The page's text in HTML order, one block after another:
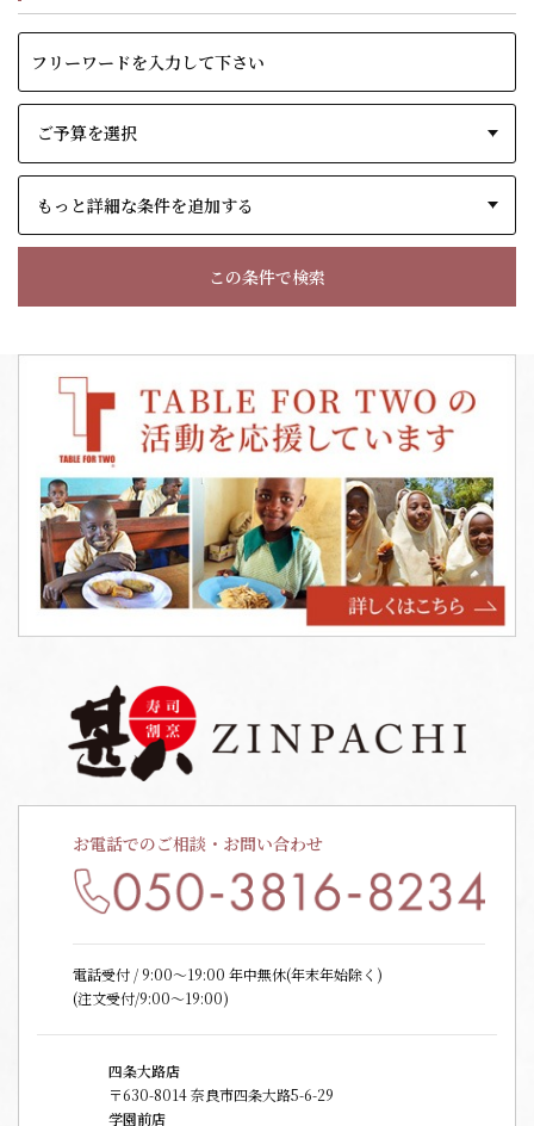
もっと詳細な条件を追加する
この条件で検索
お電話でのご相談・お問い合わせ
電話受付 / 9:00〜19:00 年中無休(年末年始除く)
(注文受付/9:00～19:00)
四条大路店
〒630-8014 奈良市四条大路5-6-29
学園前店